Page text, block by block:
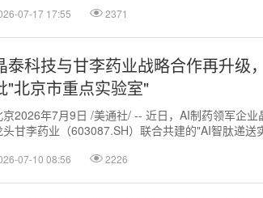
07-17 17:55 2371
泰科技与甘李药业战略合作再升级
"北京市重点实验室"
京2026年7月9日 /美通社/ -- 近日，AI制药领军企
头甘李药业（603087.SH）联合共建的"AI智肽递送
07-10 08:56 2226